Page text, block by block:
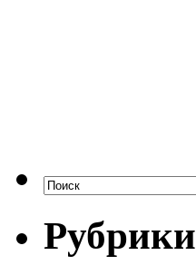
Рубрики